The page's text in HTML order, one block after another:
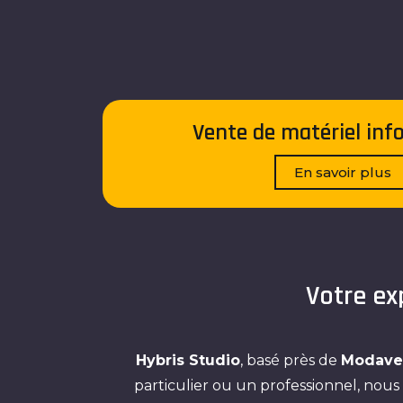
Vente de matériel
En savoir plus
Votre
Hybris Studio, basé près de Modave
particulier ou un professionnel,